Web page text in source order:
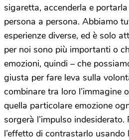
sigaretta, accenderla e
persona a persona. Abbiamo
esperienze diverse, ed è solo
per noi sono più importanti o
emozioni, quindi – che
giusta per fare leva sulla
combinare tra loro l’immagine
quella particolare emozione
sorgerà l’impulso
l’effetto di contrastarlo usando